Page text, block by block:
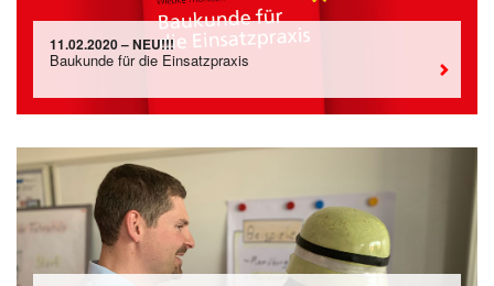
11.02.2020 – NEU!!!
Baukunde für die Einsatzpraxis